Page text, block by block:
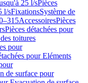
25 l/sPièces
l/sFixationsSystème de
AccessoiresPièces
Pièces détachées pour
toitures
pour
pour Eléments
de surface pour